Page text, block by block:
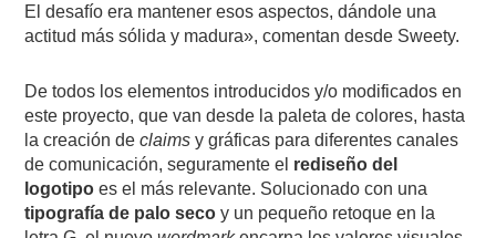
El desafío era mantener esos aspectos, dándole una
actitud más sólida y madura», comentan desde Sweety.
De todos los elementos introducidos y/o modificados en
este proyecto, que van desde la paleta de colores, hasta
la creación declaims y gráficas para diferentes canales
de comunicación, seguramente el rediseño del
logotipo es el más relevante. Solucionado con una
tipografía de palo seco y un pequeño retoque en la